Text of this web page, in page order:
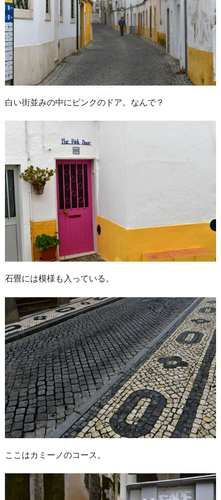
白い街並みの中にピンクのドア。なんで？
石畳には模様も入っている。
ここはカミーノのコース。